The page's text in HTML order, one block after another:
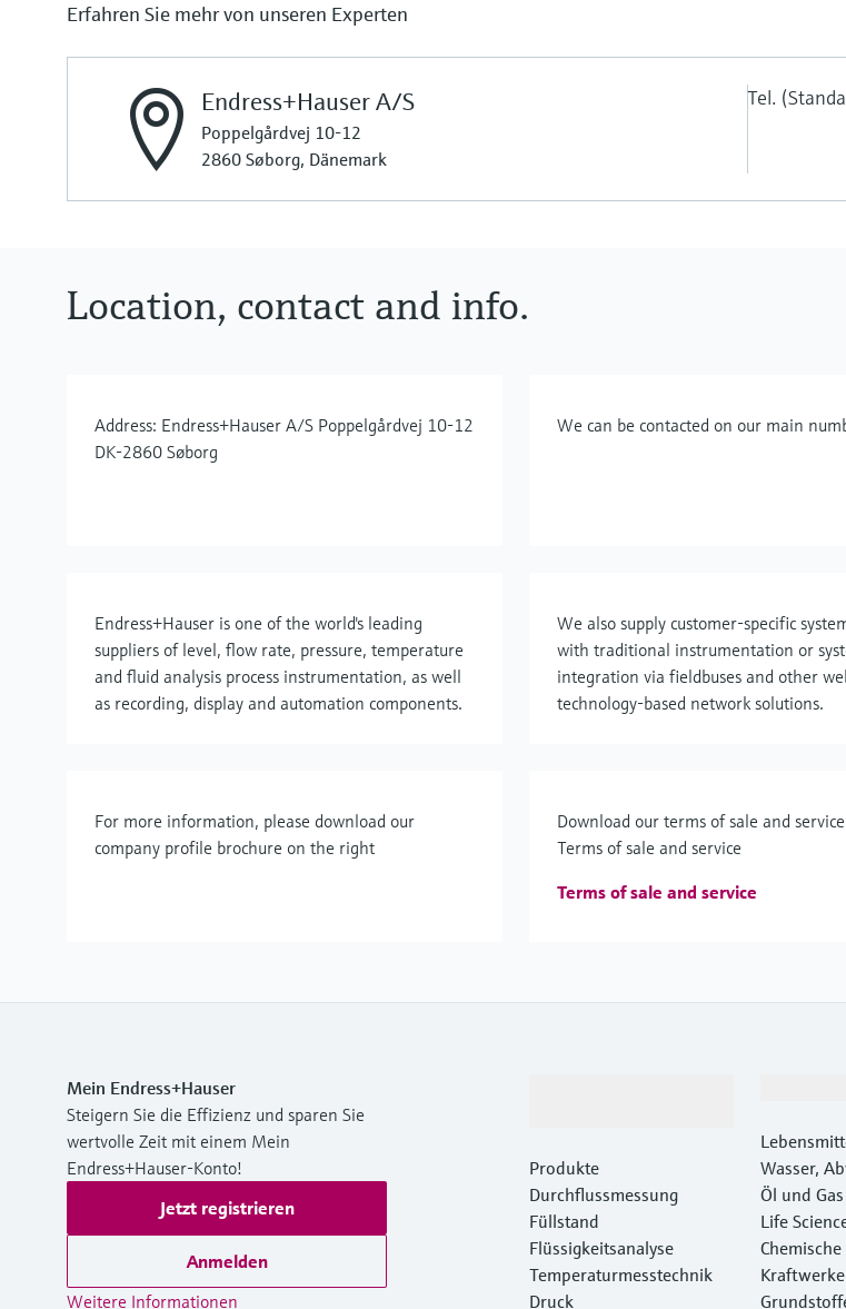
Erfahren Sie mehr von unseren Experten
Endress+Hauser A/S
Poppelgårdvej 10-12
2860 Søborg, Dänemark
Tel.
Location, contact and info.
Address: Endress+Hauser A/S Poppelgårdvej 10-12
DK-2860 Søborg
We can be contacted on our main
Endress+Hauser is one of the world's leading
suppliers of level, flow rate, pressure, temperature
and fluid analysis process instrumentation, as well
as recording, display and automation components.
We also supply customer-specific
with traditional instrumentation or
integration via fieldbuses and other
technology-based network solutions.
For more information, please download our
company profile brochure on the right
Download our terms of sale and
Terms of sale and service
Terms of sale and service
Mein Endress+Hauser
Steigern Sie die Effizienz und sparen Sie
wertvolle Zeit mit einem Mein
Endress+Hauser-Konto!
Jetzt registrieren
Anmelden
Weitere Informationen
Produkte
Durchflussmessung
Füllstand
Flüssigkeitsanalyse
Temperaturmesstechnik
Druck
Wasser,
Öl und
Life